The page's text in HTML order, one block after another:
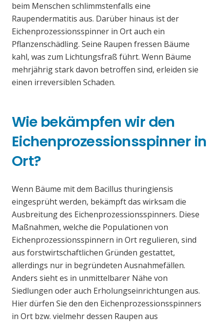
beim Menschen schlimmstenfalls eine
Raupendermatitis aus. Darüber hinaus ist der
Eichenprozessionsspinner in Ort auch ein
Pflanzenschädling. Seine Raupen fressen Bäume
kahl, was zum Lichtungsfraß führt. Wenn Bäume
mehrjährig stark davon betroffen sind, erleiden sie
einen irreversiblen Schaden.
Wie bekämpfen wir den
Eichenprozessionsspinner in
Ort?
Wenn Bäume mit dem Bacillus thuringiensis
eingesprüht werden, bekämpft das wirksam die
Ausbreitung des Eichenprozessionsspinners. Diese
Maßnahmen, welche die Populationen von
Eichenprozessionsspinnern in Ort regulieren, sind
aus forstwirtschaftlichen Gründen gestattet,
allerdings nur in begründeten Ausnahmefällen.
Anders sieht es in unmittelbarer Nähe von
Siedlungen oder auch Erholungseinrichtungen aus.
Hier dürfen Sie den den Eichenprozessionsspinners
in Ort bzw. vielmehr dessen Raupen aus